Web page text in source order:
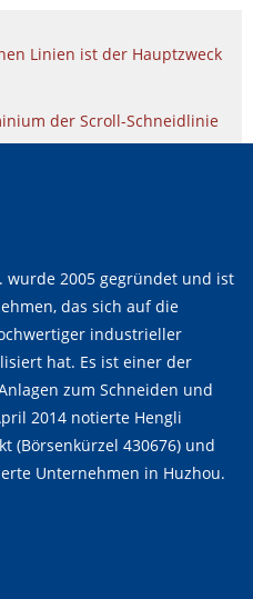
Linien ist der Hauptzweck
der Scroll-Schneidlinie
wurde 2005 gegründet und ist
das sich auf die
industrieller
hat. Es ist einer der
zum Schneiden und
2014 notierte Hengli
(Börsenkürzel 430676) und
Unternehmen in Huzhou.